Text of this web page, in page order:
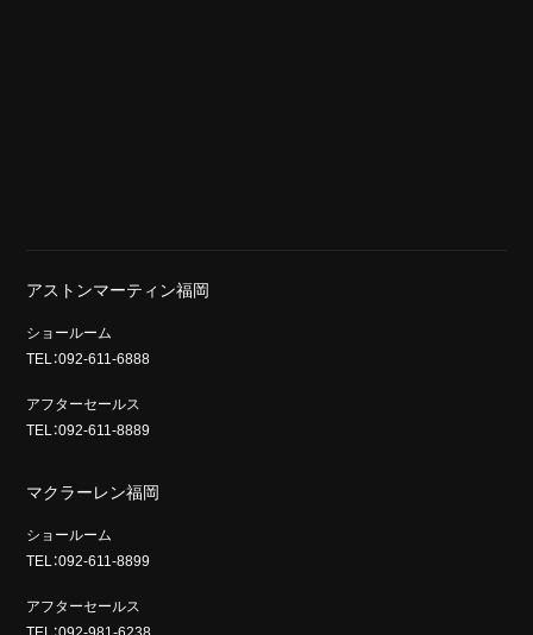
アストンマーティン福岡
ショールーム
TEL：092-611-6888
アフターセールス
TEL：092-611-8889
マクラーレン福岡
ショールーム
TEL：092-611-8899
アフターセールス